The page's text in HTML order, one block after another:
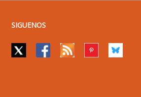
SIGUENOS